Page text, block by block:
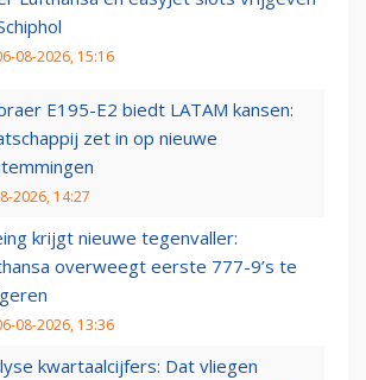
08-2026, 15:16
E195-E2 biedt LATAM kansen:
zet in op nieuwe
2026, 14:27
krijgt nieuwe tegenvaller:
overweegt eerste 777-9’s te
08-2026, 13:36
kwartaalcijfers: Dat vliegen